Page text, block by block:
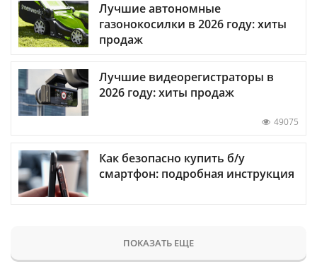
Лучшие автономные
газонокосилки в 2026 году: хиты
продаж
Лучшие видеорегистраторы в
2026 году: хиты продаж
49075
Как безопасно купить б/у
смартфон: подробная инструкция
ПОКАЗАТЬ ЕЩЕ